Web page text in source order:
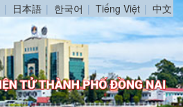
日本語 한국어 Tiếng Việt 中文